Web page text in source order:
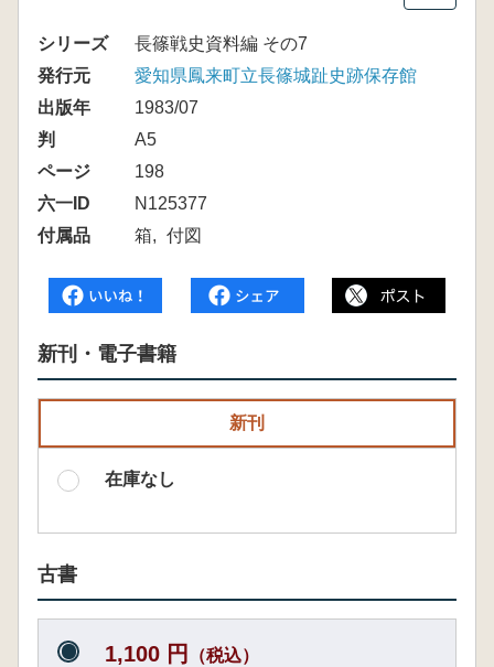
シリーズ
長篠戦史資料編 その7
発行元
愛知県鳳来町立長篠城趾史跡保存館
出版年
1983/07
判
A5
ページ
198
六一ID
N125377
付属品
箱 付図
新刊・電子書籍
新刊
在庫なし
古書
1,100 円 （税込）